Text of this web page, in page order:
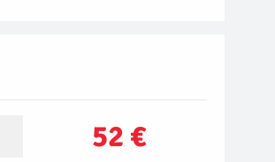
52 €